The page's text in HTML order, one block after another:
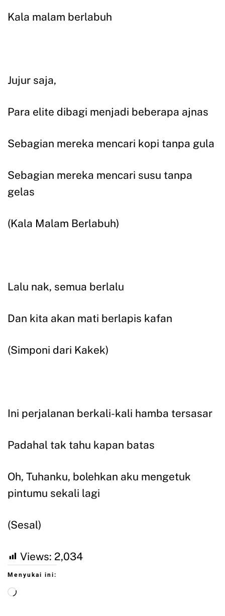
Kala malam berlabuh
Jujur saja,
Para elite dibagi menjadi beberapa ajnas
Sebagian mereka mencari kopi tanpa gula
Sebagian mereka mencari susu tanpa
gelas
(Kala Malam Berlabuh)
Lalu nak, semua berlalu
Dan kita akan mati berlapis kafan
(Simponi dari Kakek)
Ini perjalanan berkali-kali hamba tersasar
Padahal tak tahu kapan batas
Oh, Tuhanku, bolehkan aku mengetuk
pintumu sekali lagi
(Sesal)
Views: 2,034
Menyukai ini: